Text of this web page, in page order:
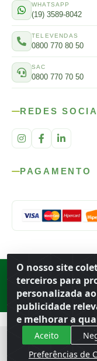
O nosso site
terceiros para
personalizada
publicidade
e melhorar a
Aceito
Preferências de
WHATSAPP
(19) 3589-8042
TELEVENDAS
0800 770 80 50
SAC
0800 770 70 50
REDES
PAGAMENTO
Rod. SP-215, s/n, km 98
· CNPJ
© 2026 Atacado Ideal